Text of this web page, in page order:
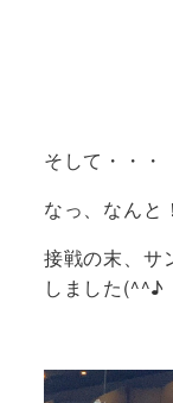
そして・・・
なっ、なんと
接戦の末、サ
しました(^^♪